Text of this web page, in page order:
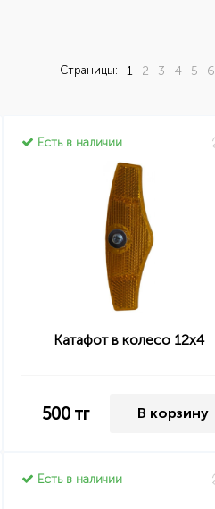
Страницы: 1 2 3 4 5 6
Есть в наличии
Катафот в колесо 12х4
500 тг В корзину
Есть в наличии